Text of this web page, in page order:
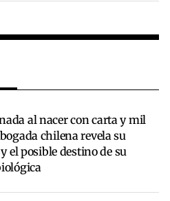
al nacer con carta y mil
chilena revela su
el posible destino de su